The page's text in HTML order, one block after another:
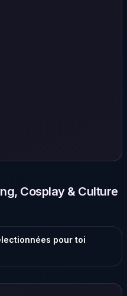
Cosplay & Culture
pour toi